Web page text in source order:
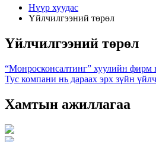
Нүүр хуудас
Үйлчилгээний төрөл
Үйлчилгээний төрөл
“Монросконсалтинг” хуулийн фирм
Тус компани нь дараах эрх зүйн
Хамтын ажиллагаа